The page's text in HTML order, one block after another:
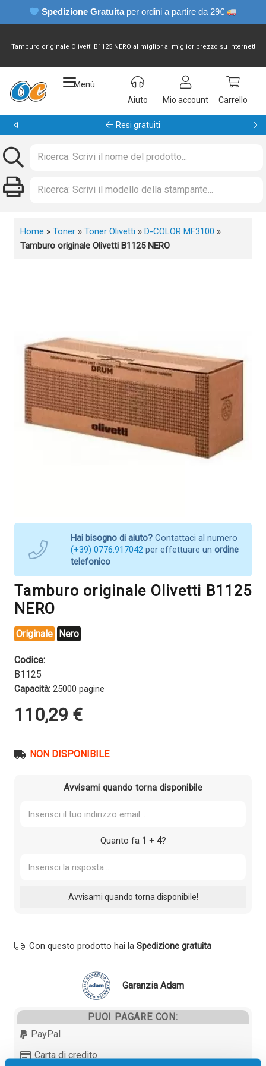
Spedizione Gratuita per ordini a partire da 29€
Tamburo originale Olivetti B1125 NERO al miglior al miglior prezzo su Internet!
Menù
Aiuto
Mio account Carrello
Garanzia 24 mesi
Home » Toner » Toner Olivetti » D-COLOR MF3100 »
Tamburo originale Olivetti B1125 NERO
Hai bisogno di aiuto? Contattaci al numero
(+39) 0776.917042 per effettuare un ordine
telefonico
Tamburo originale Olivetti B1125
NERO
Originale Nero
Codice:
B1125
Capacità: 25000 pagine
110,29 €
NON DISPONIBILE
Avvisami quando torna disponibile
Quanto fa 1 + 4?
Con questo prodotto hai la Spedizione gratuita
Garanzia Adam
PUOI PAGARE CON:
PayPal
Carta di credito